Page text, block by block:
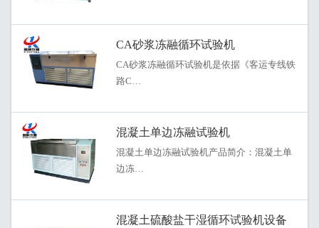
CA砂浆冻融循环试验机
CA砂浆冻融循环试验机是依据《客运专线铁
路C…
混凝土单边冻融试验机
混凝土单边冻融试验机产品简介：混凝土单
边冻…
混凝土硫酸盐干湿循环试验机设备